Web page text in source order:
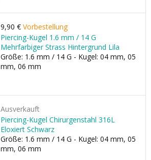
9,90 € Vorbestellung
Piercing-Kugel 1.6 mm / 14 G
Mehrfarbiger Strass Hintergrund Lila
Größe: 1.6 mm / 14 G - Kugel: 04 mm, 05
mm, 06 mm
Ausverkauft
Piercing-Kugel Chirurgenstahl 316L
Eloxiert Schwarz
Größe: 1.6 mm / 14 G - Kugel: 04 mm, 05
mm, 06 mm